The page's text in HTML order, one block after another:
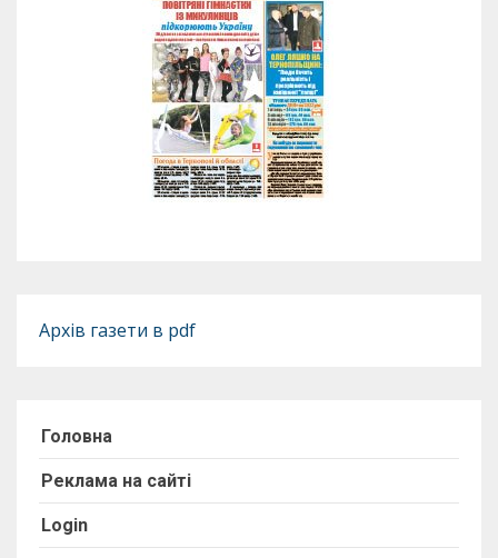
Архів газети в pdf
Головна
Реклама на сайті
Login